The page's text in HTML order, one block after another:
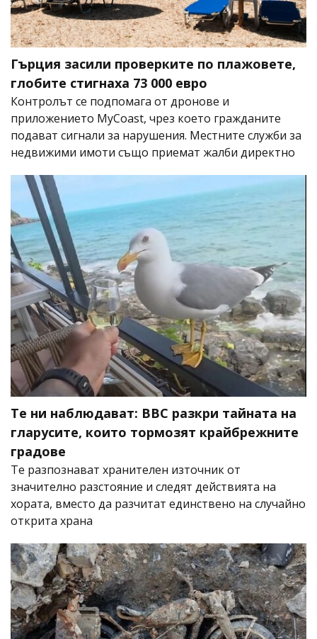
Гърция засили проверките по плажовете,
глобите стигнаха 73 000 евро
Контролът се подпомага от дронове и
приложението MyCoast, чрез което гражданите
подават сигнали за нарушения. Местните служби за
недвижими имоти също приемат жалби директно
Те ни наблюдават: BBC разкри тайната на
гларусите, които тормозят крайбрежните
градове
Те разпознават хранителен източник от
значително разстояние и следят действията на
хората, вместо да разчитат единствено на случайно
открита храна